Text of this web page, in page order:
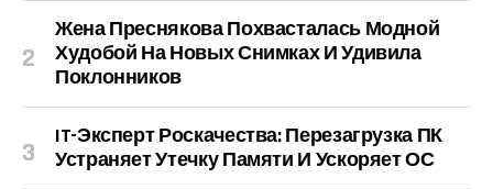
Жена Преснякова Похвасталась Модной
Худобой На Новых Снимках И Удивила
Поклонников
IT-Эксперт Роскачества: Перезагрузка ПК
Устраняет Утечку Памяти И Ускоряет ОС